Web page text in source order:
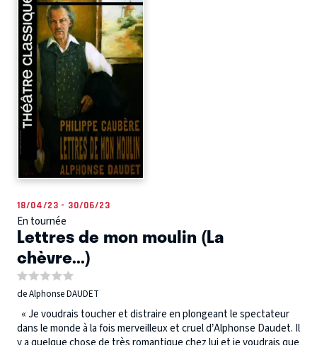
18/04/23 - 30/06/23
En tournée
Lettres de mon moulin (La
chèvre...)
de Alphonse DAUDET
« Je voudrais toucher et distraire en plongeant le spectateur
dans le monde à la fois merveilleux et cruel d’Alphonse Daudet. Il